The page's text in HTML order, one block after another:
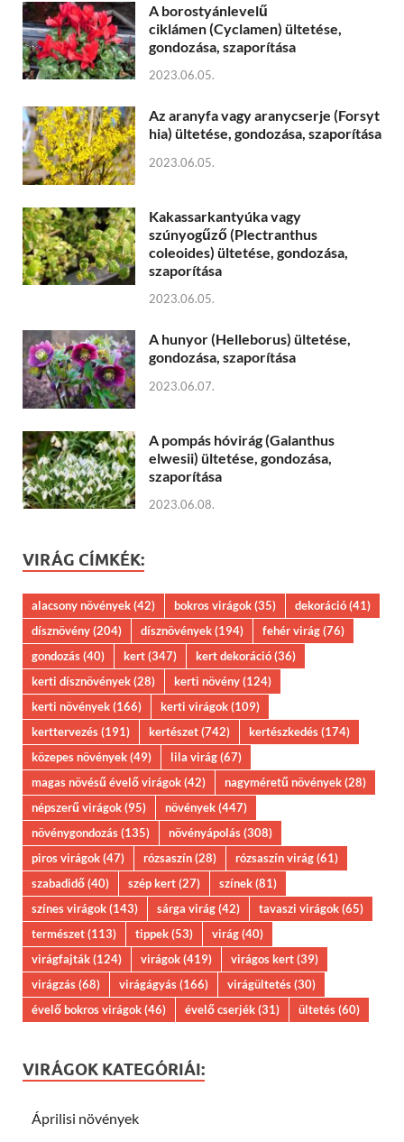
A borostyánlevelű
ciklámen (Cyclamen) ültetése,
gondozása, szaporítása
2023.06.05.
Az aranyfa vagy aranycserje (Forsyt
hia) ültetése, gondozása, szaporítása
2023.06.05.
Kakassarkantyúka vagy
szúnyogűző (Plectranthus
coleoides) ültetése, gondozása,
szaporítása
2023.06.05.
A hunyor (Helleborus) ültetése,
gondozása, szaporítása
2023.06.07.
A pompás hóvirág (Galanthus
elwesii) ültetése, gondozása,
szaporítása
2023.06.08.
VIRÁG CÍMKÉK:
alacsony növények(42) bokros virágok(35) dekoráció(41)
dísznövény(204) dísznövények(194) fehér virág(76)
gondozás(40) kert(347) kert dekoráció(36)
kerti dísznövények(28) kerti növény(124)
kerti növények(166) kerti virágok(109)
kerttervezés(191) kertészet(742) kertészkedés(174)
közepes növények(49) lila virág(67)
magas növésű évelő virágok(42) nagyméretű növények(28)
népszerű virágok(95) növények(447)
növénygondozás(135) növényápolás(308)
piros virágok(47) rózsaszín(28) rózsaszín virág(61)
szabadidő(40) szép kert(27) színek(81)
színes virágok(143) sárga virág(42) tavaszi virágok(65)
természet(113) tippek(53) virág(40)
virágfajták(124) virágok(419) virágos kert(39)
virágzás(68) virágágyás(166) virágültetés(30)
évelő bokros virágok(46) évelő cserjék(31) ültetés(60)
VIRÁGOK KATEGÓRIÁI:
Áprilisi növények